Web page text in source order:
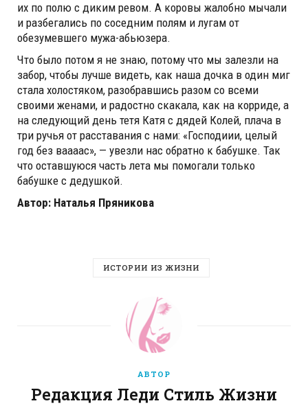
их по полю с диким ревом. А коровы жалобно мычали
и разбегались по соседним полям и лугам от
обезумевшего мужа-абьюзера.
Что было потом я не знаю, потому что мы залезли на
забор, чтобы лучше видеть, как наша дочка в один миг
стала холостяком, разобравшись разом со всеми
своими женами, и радостно скакала, как на корриде, а
на следующий день тетя Катя с дядей Колей, плача в
три ручья от расставания с нами: «Господиии, целый
год без ваааас», — увезли нас обратно к бабушке. Так
что оставшуюся часть лета мы помогали только
бабушке с дедушкой.
Автор: Наталья Пряникова
ИСТОРИИ ИЗ ЖИЗНИ
АВТОР
Редакция Леди Стиль Жизни